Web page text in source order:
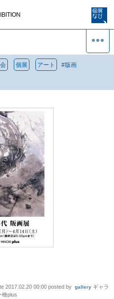
個展 アート #版画
2017.02.20 00:00posted by gallery ギャラ
檜plus